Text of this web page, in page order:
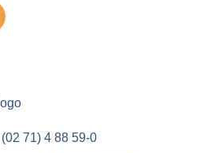
(02 71) 4 88 59-0